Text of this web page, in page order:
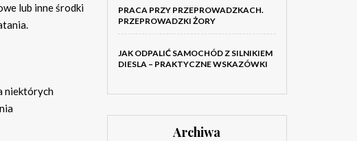
lub inne środki
niektórych
PRACA PRZY PRZEPROWADZKACH.
PRZEPROWADZKI ŻORY
JAK ODPALIĆ SAMOCHÓD Z SILNIKIEM
DIESLA – PRAKTYCZNE WSKAZÓWKI
Archiwa